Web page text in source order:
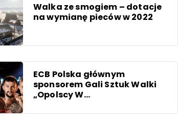
Walka ze smogiem – dotacje
na wymianę pieców w 2022
ECB Polska głównym
sponsorem Gali Sztuk Walki
„Opolscy W...